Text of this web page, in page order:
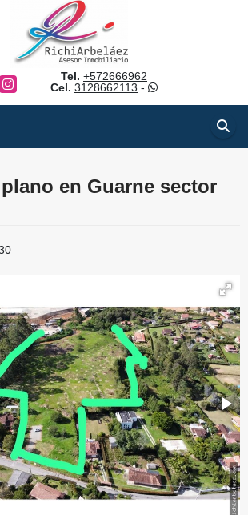
Instagram
Tel. +572666962
Cel. 3128662113 -
en Guarne sector